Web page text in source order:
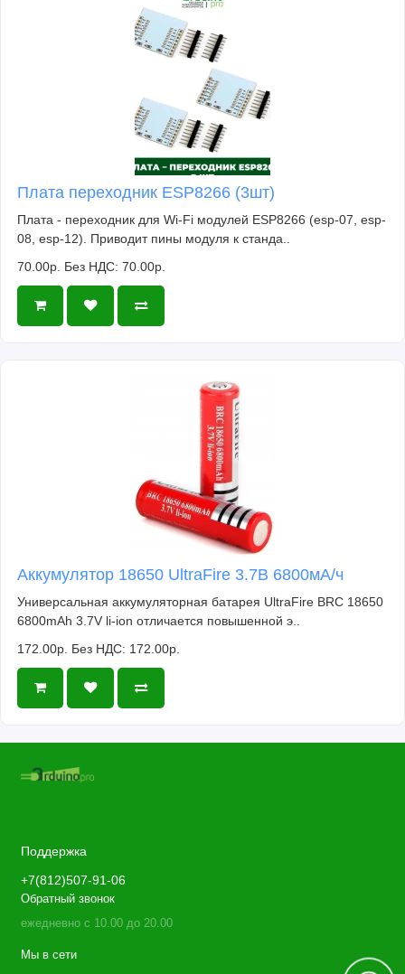
Плата переходник ESP8266 (3шт)
Плата - переходник для Wi-Fi модулей ESP8266 (esp-07, esp-
08, esp-12). Приводит пины модуля к станда..
70.00р. Без НДС: 70.00р.
Аккумулятор 18650 UltraFire 3.7В 6800мА/ч
Универсальная аккумуляторная батарея UltraFire BRC 18650
6800mAh 3.7V li-ion отличается повышенной э..
172.00р. Без НДС: 172.00р.
Поддержка
+7(812)507-91-06
Обратный звонок
ежедневно с 10.00 до 20.00
Мы в сети